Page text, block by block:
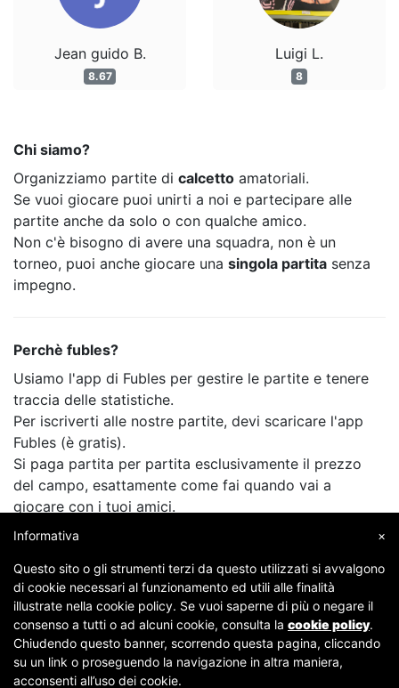
Jean guido B.
8.67
Luigi L.
8
Chi siamo?
Organizziamo partite di calcetto amatoriali.
Se vuoi giocare puoi unirti a noi e partecipare alle
partite anche da solo o con qualche amico.
Non c'è bisogno di avere una squadra, non è un
torneo, puoi anche giocare una singola partita senza
impegno.
Perchè fubles?
Usiamo l'app di Fubles per gestire le partite e tenere
traccia delle statistiche.
Per iscriverti alle nostre partite, devi scaricare l'app
Fubles (è gratis).
Si paga partita per partita esclusivamente il prezzo
del campo, esattamente come fai quando vai a
giocare con i tuoi amici.
Copyright © 2007-2026 Fubles Srl, Via Disciplini 18, 20123 Milano - CF/P.IVA 06769730968 - Capitale
×
Informativa
Questo sito o gli strumenti terzi da questo utilizzati si avvalgono
di cookie necessari al funzionamento ed utili alle finalità
illustrate nella cookie policy. Se vuoi saperne di più o negare il
consenso a tutti o ad alcuni cookie, consulta la cookie policy.
Chiudendo questo banner, scorrendo questa pagina, cliccando
su un link o proseguendo la navigazione in altra maniera,
acconsenti all’uso dei cookie.